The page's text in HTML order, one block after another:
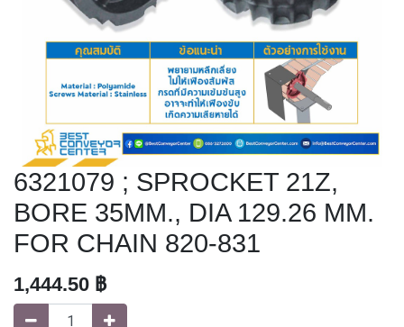
6321079 ; SPROCKET 21Z,
BORE 35MM., DIA 129.26 MM.
FOR CHAIN 820-831
1,444.50 ฿